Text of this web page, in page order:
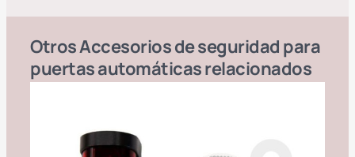
OtrosAccesorios de seguridad para
puertas automáticasrelacionados